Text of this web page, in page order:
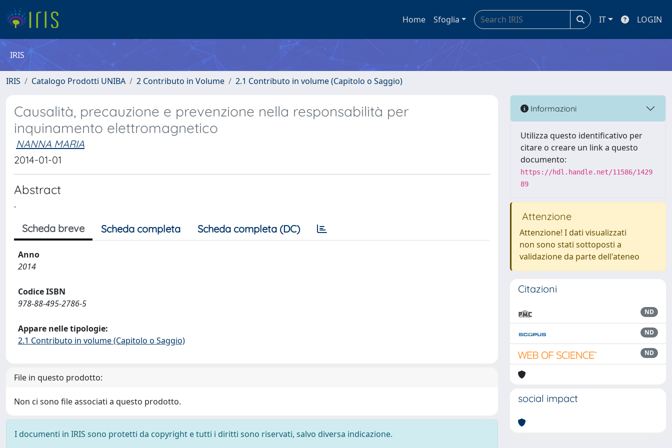
Home Sfoglia IT LOGIN
IRIS
IRIS Catalogo Prodotti UNIBA 2 Contributo in Volume 2.1 Contributo in volume (Capitolo o Saggio)
Causalità, precauzione e prevenzione nella responsabilità per
inquinamento elettromagnetico
NANNA MARIA
2014-01-01
Abstract
.
Scheda breve Scheda completa Scheda completa (DC)
Anno
2014
Codice ISBN
978-88-495-2786-5
Appare nelle tipologie:
2.1 Contributo in volume (Capitolo o Saggio)
File in questo prodotto:
Non ci sono file associati a questo prodotto.
I documenti in IRIS sono protetti da copyright e tutti i diritti sono riservati, salvo diversa indicazione.
Informazioni
Utilizza questo identificativo per
citare o creare un link a questo
documento:
https://hdl.handle.net/11586/1429
89
Attenzione
Attenzione! I dati visualizzati
non sono stati sottoposti a
validazione da parte dell'ateneo
Citazioni
ND
ND
ND
social impact